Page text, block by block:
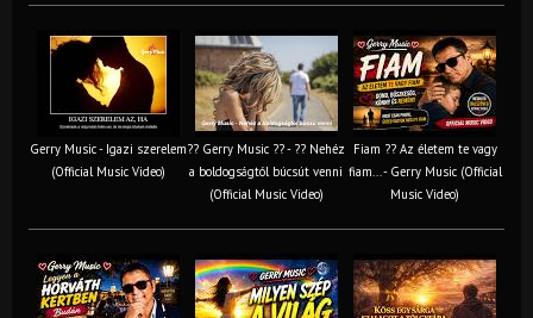
Gerry Music - Igazi szerelem
(Official Music Video)
?? Gerry Music ?? - ?? Nehéz
a boldogságtól búcsút venni
(Official Music Video)
Fiam ?‍? Az életem te vagy
fiam... - Gerry Music (Official
Music Video)